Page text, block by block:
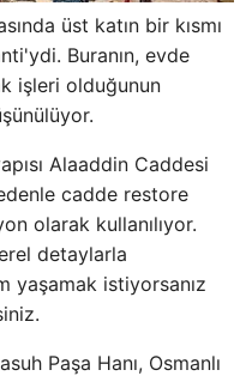
üst katın bir kısmı
Buranın, evde
işleri olduğunun
Alaaddin Caddesi
cadde restore
olarak kullanılıyor.
detaylarla
yaşamak istiyorsanız
Paşa Hanı, Osmanlı